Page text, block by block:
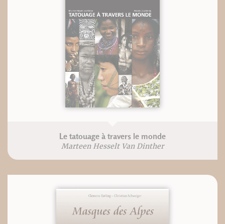
Le tatouage à travers le monde
Marteen Hesselt Van Dinther